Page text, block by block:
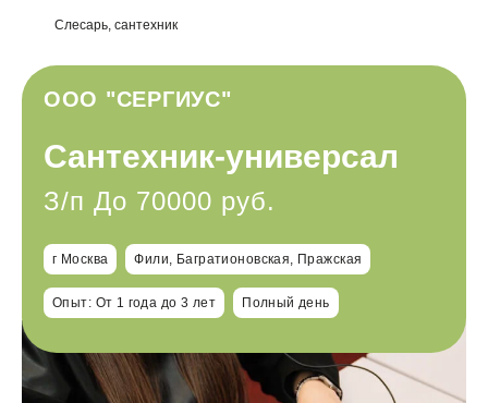
ООО "СЕРГИУС"
Слесарь, сантехник
Сантехник-универсал
З/п До 70000 руб.
г Москва Фили, Багратионовская, Пражская
Опыт: От 1 года до 3 лет Полный день